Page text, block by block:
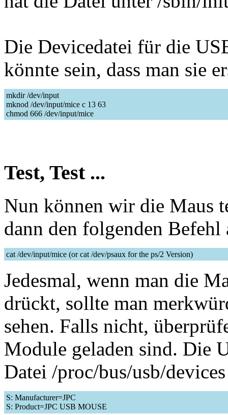
Die Devicedatei für die
könnte sein, dass man sie
mkdir /dev/input
mknod /dev/input/mice c 13 63
chmod 666 /dev/input/mice
Test, Test ...
Nun können wir die Maus
dann den folgenden Befehl
cat /dev/input/mice (or cat /dev/psaux for the ps/2 Version)
Jedesmal, wenn man die
drückt, sollte man
sehen. Falls nicht,
Module geladen sind. Die
Datei /proc/bus/usb/
S: Manufacturer=JPC
S: Product=JPC USB MOUSE